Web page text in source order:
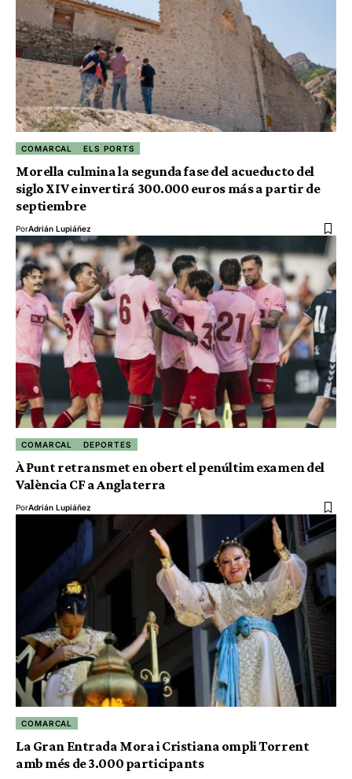
COMARCAL ELS PORTS
Morella culmina la segunda fase del acueducto del
siglo XIV e invertirá 300.000 euros más a partir de
septiembre
PorAdrián Lupiáñez
COMARCAL DEPORTES
À Punt retransmet en obert el penúltim examen del
València CF a Anglaterra
PorAdrián Lupiáñez
COMARCAL
La Gran Entrada Mora i Cristiana ompli Torrent
amb més de 3.000 participants